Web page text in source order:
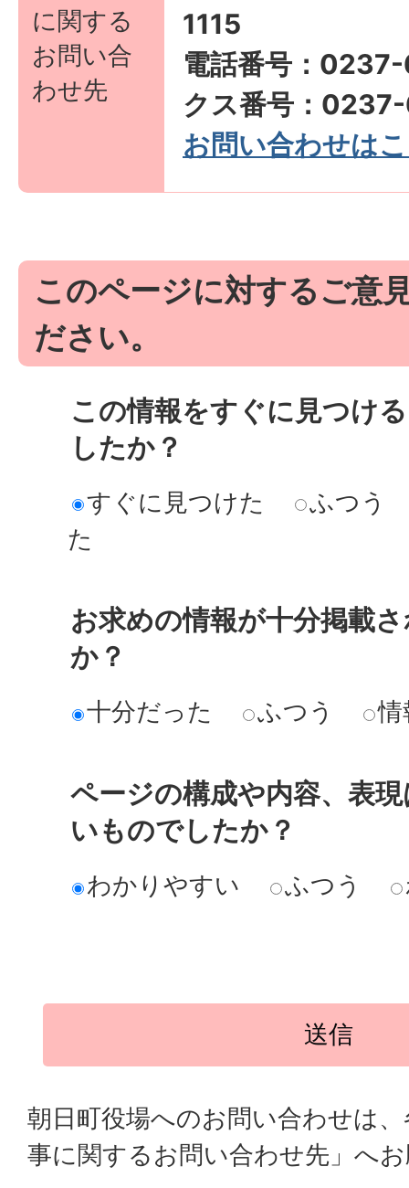
に関する
お問い合
わせ先
1115
電話番号：
クス番号：
お問い合わせは
このページに対するご意
ださい。
この情報をすぐに見つけ
したか？
すぐに見つけた
ふつう
た
お求めの情報が十分掲載
か？
十分だった ふつう 情
ページの構成や内容、表
いものでしたか？
わかりやすい ふつう
朝日町役場へのお問い合わせは
事に関するお問い合わせ先」へ